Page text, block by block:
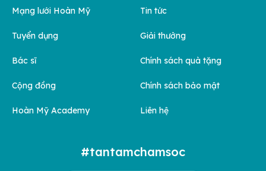
Mạng lưới Hoàn Mỹ
Tuyển dụng
Bác sĩ
Cộng đồng
Hoàn Mỹ Academy
Tin tức
Giải thưởng
Chính sách quà tặng
Chính sách bảo mật
Liên hệ
#tantamchamsoc